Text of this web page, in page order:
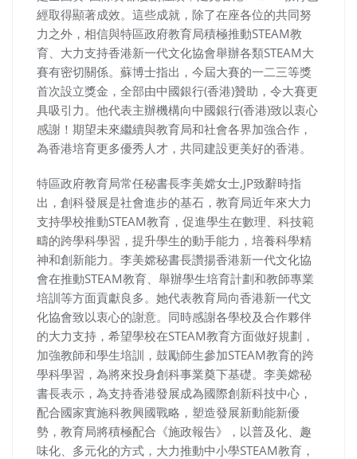
經取得顯著成效。這些成就，除了在座各位的共同努
力之外，相信與特區政府教育局積極推動STEAM教
育、大力支持香港新一代文化協會舉辦各類STEAM大
賽有密切關係。蘇博士指出，今屆大賽的一二三等獎
首次設立獎金，全部由中國銀行(香港)贊助，令大賽更
具吸引力。他代表主辦機構向中國銀行(香港)致以衷心
感謝！期望未來繼續與教育局和社會各界加強合作，
為香港培育更多優秀人才，共同建設更美好的香港。
特區政府教育局常任秘書長李美嫦女士,JP致辭時指
出，創科發展是社會進步的基石，教育局近年來大力
支持學校推動STEAM教育，促進學生在數理、科技範
疇的跨學科學習，提升學生的動手能力，培養科學精
神和創新能力。李美嫦秘書長讚揚香港新一代文化協
會在推動STEAM教育、舉辦學生培育計劃和教師專業
培訓等方面貢獻良多。她代表教育局向香港新一代文
化協會致以衷心的謝意。同時感謝各學校及合作夥伴
的大力支持，希望學校在STEAM教育方面做好規劃，
加強教師和學生培訓，鼓勵師生參加STEAM教育的跨
學科學習，為將來投身創科事業奠下基礎。李美嫦秘
書長表示，為支持香港發展成為國際創新科技中心，
配合國家實施科教興國戰略，塑造發展新動能新優
勢，教育局將積極配合《施政報告》，以普及化、趣
味化、多元化的方式，大力推動中小學STEAM教育，